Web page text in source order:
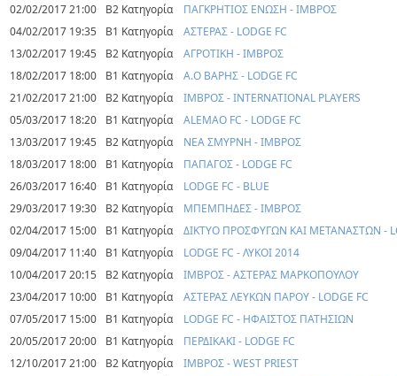
02/02/2017 21:00
Β2 Κατηγορία
ΠΑΓΚΡΗΤΙΟΣ ΕΝΩΣΗ - ΙΜΒΡΟΣ
04/02/2017 19:35
Β1 Κατηγορία
ΑΣΤΕΡΑΣ - LODGE FC
13/02/2017 19:45
Β2 Κατηγορία
ΑΓΡΟΤΙΚΗ - ΙΜΒΡΟΣ
18/02/2017 18:00
Β1 Κατηγορία
Α.Ο ΒΑΡΗΣ - LODGE FC
21/02/2017 21:00
Β2 Κατηγορία
ΙΜΒΡΟΣ - INTERNATIONAL PLAYERS
05/03/2017 18:20
Β1 Κατηγορία
ALEMAO FC - LODGE FC
13/03/2017 19:45
Β2 Κατηγορία
ΝΕΑ ΣΜΥΡΝΗ - ΙΜΒΡΟΣ
18/03/2017 18:00
Β1 Κατηγορία
ΠΑΠΑΓΟΣ - LODGE FC
26/03/2017 16:40
Β1 Κατηγορία
LODGE FC - BLUE
29/03/2017 19:30
Β2 Κατηγορία
ΜΠΕΜΠΗΔΕΣ - ΙΜΒΡΟΣ
02/04/2017 15:00
Β1 Κατηγορία
ΔΙΚΤΥΟ ΠΡΟΣΦΥΓΩΝ ΚΑΙ ΜΕΤΑΝΑΣΤΩΝ -
09/04/2017 11:40
Β1 Κατηγορία
LODGE FC - ΛΥΚΟΙ 2014
10/04/2017 20:15
Β2 Κατηγορία
ΙΜΒΡΟΣ - ΑΣΤΕΡΑΣ ΜΑΡΚΟΠΟΥΛΟΥ
23/04/2017 10:00
Β1 Κατηγορία
ΑΣΤΕΡΑΣ ΛΕΥΚΩΝ ΠΑΡΟΥ - LODGE FC
07/05/2017 15:00
Β1 Κατηγορία
LODGE FC - ΗΦΑΙΣΤΟΣ ΠΑΤΗΣΙΩΝ
20/05/2017 20:00
Β1 Κατηγορία
ΠΕΡΔΙΚΑΚΙ - LODGE FC
12/10/2017 21:00
Β2 Κατηγορία
ΙΜΒΡΟΣ - WEST PRIEST